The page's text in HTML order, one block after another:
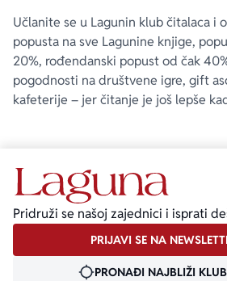
Učlanite se u Lagunin klub čitalaca i
popusta na sve Lagunine knjige,
20%, rođendanski popust od čak
pogodnosti na društvene igre, gift
kafeterije – jer čitanje je još lepše
Pridruži se našoj zajednici i isprati
PRIJAVI SE NA
PRONAĐI NAJBLIŽI